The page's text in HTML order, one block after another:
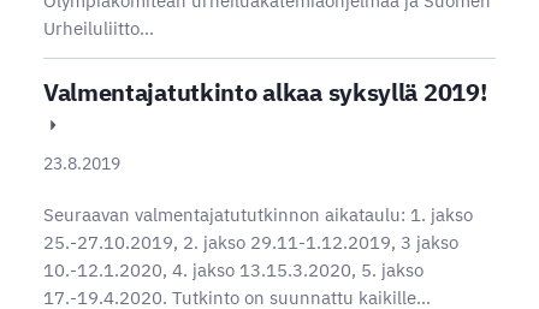
Urheiluliitto…
Valmentajatutkinto alkaa syksyllä 2019!
23.8.2019
Seuraavan valmentajatututkinnon aikataulu: 1. jakso
25.-27.10.2019, 2. jakso 29.11-1.12.2019, 3 jakso
10.-12.1.2020, 4. jakso 13.15.3.2020, 5. jakso
17.-19.4.2020. Tutkinto on suunnattu kaikille…